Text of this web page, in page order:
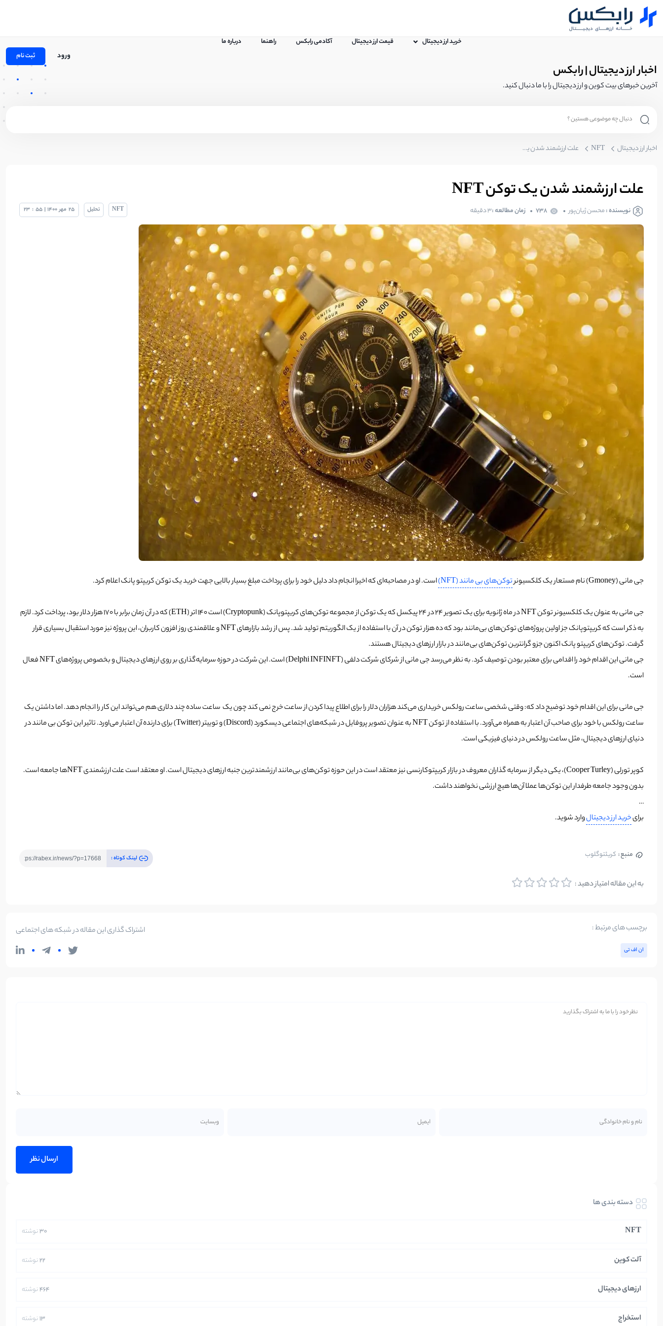
خرید ارز دیجیتال قیمت ارز دیجیتال آکادمی رابکس راهنما درباره ما
ورود ثبت نام
اخبار ارز دیجیتال | رابکس
آخرین خبرهای بیت کوین و ارز دیجیتال را با ما دنبال کنید.
اخبار ارز دیجیتال NFT علت ارزشمند شدن یک توکن NFT
علت ارزشمند شدن یک توکن NFT
نویسنده :محسن ژیان‌پور 738 زمان مطالعه :۳ دقیقه NFT تحلیل 25 مهر 1400
|
55
:
23
جی مانی (Gmoney) نام مستعار یک کلکسیونر توکن‌‌های بی مانند (NFT) است. او در مصاحبه‌ای که اخیرا انجام داد دلیل خود را برای پرداخت مبلغ بسیار بالایی جهت خرید یک توکن کریپتو پانک اعلام کرد.
جی مانی به عنوان یک کلکسیونر توکن‌ NFT در ماه ژانویه برای یک تصویر 24 در 24 پیکسل که یک توکن از مجموعه توکن‌های کریپتوپانک (Cryptopunk) است 140 اتر (ETH) که در آن زمان برابر با 170 هزار دلار بود، پرداخت کرد. لازم
به ذکر است که کریپتوپانک جز اولین پروژه‌های توکن‌‌های بی‌مانند بود که ده هزار توکن در آن با استفاده از یک الگوریتم تولید شد. پس از رشد بازارهای NFT و علاقمندی روز افزون کاربران، این پروژه نیز مورد استقبال بسیاری قرار
گرفت. توکن‌های کریپتو پانک اکنون جزو گرانترین توکن‌های بی‌مانند در بازار ارزهای دیجیتال هستند.
جی مانی این اقدام خود را اقدامی برای معتبر بودن توصیف کرد. به نظر می‌رسد جی مانی از شرکای شرکت دلفی (Delphi INFINFT) است. این شرکت در حوزه سرمایه‌گذاری بر روی ارزهای دیجیتال و بخصوص پروژه‌‌های NFT فعال
است.
جی مانی برای این اقدام خود توضیح داد که: وقتی شخصی ساعت رولکس خریداری می‌کند هزاران دلار را برای اطلاع پیدا کردن از ساعت خرج نمی کند چون یک ساعت ساده چند دلاری هم می‌تواند این کار را انجام دهد. اما داشتن یک
ساعت رولکس با خود برای صاحب آن اعتبار به همراه می‌آورد. با استفاده از توکن NFT به عنوان تصویر پروفایل در شبکه‌های اجتماعی دیسکورد (Discord) و توییتر (Twitter) برای دارنده آن اعتبار می‌اورد. تاثیر این توکن بی مانند در
دنیای ارزهای دیجیتال، مثل ساعت رولکس در دنیای فیزیکی است.
کوپر تورلی (Cooper Turley)، یکی دیگر از سرمایه گذاران معروف در بازار کریپتوکارنسی نیز معتقد است در این حوزه توکن‌های بی‌مانند ارزشمندترین جنبه ارزهای دیجیتال است. او معتقد است علت ارزشمندی NFT‌ها جامعه است.
بدون وجود جامعه طرفدار این توکن‌‌ها عملا آن‌ها هیچ ارزشی نخواهند داشت.
…
برایخرید ارز دیجیتالوارد شوید.
منبع : کریئتوگلوب
به این مقاله امتیاز دهید :
لینک کوتاه :
برچسب های مرتبط :
ان‌ اف‌ تی
اشتراک گذاری این مقاله در شبکه های اجتماعی
دسته بندی ها
NFT
30نوشته
آلت کوین 22نوشته
ارزهای دیجیتال 464نوشته
استخراج 13نوشته